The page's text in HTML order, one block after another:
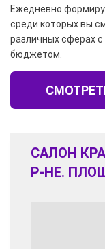
Ежедневно
среди которых вы
различных сферах
бюджетом.
САЛОН
Р-НЕ.